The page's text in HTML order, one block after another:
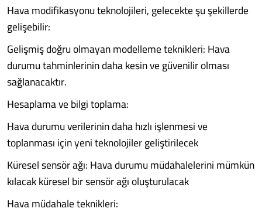
Hava modifikasyonu teknolojileri, gelecekte şu şekillerde
gelişebilir:
Gelişmiş doğru olmayan modelleme teknikleri: Hava
durumu tahminlerinin daha kesin ve güvenilir olması
sağlanacaktır.
Hesaplama ve bilgi toplama:
Hava durumu verilerinin daha hızlı işlenmesi ve
toplanması için yeni teknolojiler geliştirilecek
Küresel sensör ağı: Hava durumu müdahalelerini mümkün
kılacak küresel bir sensör ağı oluşturulacak
Hava müdahale teknikleri: